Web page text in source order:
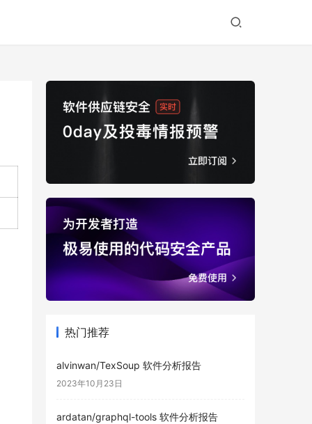
热门推荐
alvinwan/TexSoup 软件分析报告
2023年10月23日
ardatan/graphql-tools 软件分析报告